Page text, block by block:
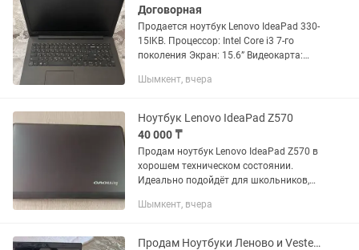
Договорная
Продается ноутбук Lenovo IdeaPad 330-
15IKB. Процессор: Intel Core i3 7-го
поколения Экран: 15.6” Видеокарта:
комплекте: зарядное устройство Есть
Шымкент, вчера
Ноутбук Lenovo IdeaPad Z570
40 000 ₸
Продам ноутбук Lenovo IdeaPad Z570 в
хорошем техническом состоянии.
Идеально подойдёт для школьников,
просмотра фильмов и простых игр.
Шымкент, вчера
Продам Ноутбуки Леново и Vestel Не Рабочем Состоянии.На Запчасти